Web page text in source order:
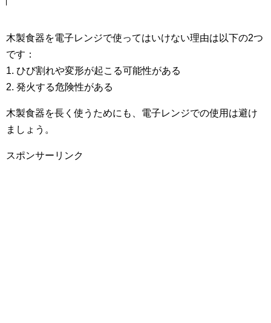
木製食器を電子レンジで使ってはいけない理由は以下の2つ
です：
1. ひび割れや変形が起こる可能性がある
2. 発火する危険性がある
木製食器を長く使うためにも、電子レンジでの使用は避け
ましょう。
スポンサーリンク